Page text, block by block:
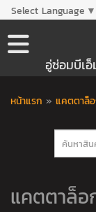
Select Language ▼
อู่ซ่อมบีเ
หน้าแรก » แคตตาล็
แคตตาล็อ